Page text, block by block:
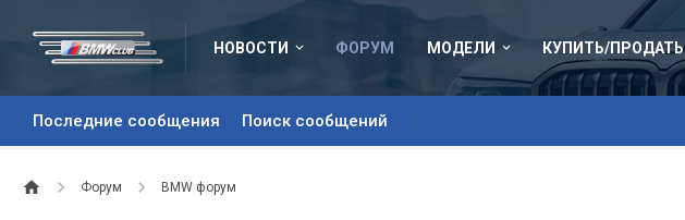
НОВОСТИ ФОРУМ
Последние сообщения Поиск сообщений
МОДЕЛИ КУПИТЬ/ПРОДАТЬ
Форум BMW форум